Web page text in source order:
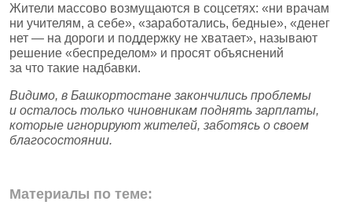
Жители массово возмущаются в соцсетях: «ни врачам
ни учителям, а себе», «заработались, бедные», «денег
нет — на дороги и поддержку не хватает», называют
решение «беспределом» и просят объяснений
за что такие надбавки.
Видимо, в Башкортостане закончились проблемы
и осталось только чиновникам поднять зарплаты,
которые игнорируют жителей, заботясь о своем
благосостоянии.
Материалы по теме: